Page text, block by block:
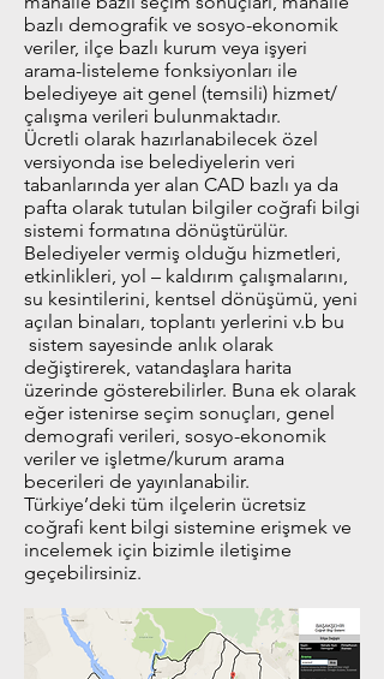
bazlı demografik ve sosyo-ekonomik
veriler, ilçe bazlı kurum veya işyeri
arama-listeleme fonksiyonları ile
belediyeye ait genel (temsili) hizmet/
çalışma verileri bulunmaktadır.
Ücretli olarak hazırlanabilecek özel
versiyonda ise belediyelerin veri
tabanlarında yer alan CAD bazlı ya da
pafta olarak tutulan bilgiler coğrafi bilgi
sistemi formatına dönüştürülür.
Belediyeler vermiş olduğu hizmetleri,
etkinlikleri, yol – kaldırım çalışmalarını,
su kesintilerini, kentsel dönüşümü, yeni
açılan binaları, toplantı yerlerini v.b bu
sistem sayesinde anlık olarak
değiştirerek, vatandaşlara harita
üzerinde gösterebilirler. Buna ek olarak
eğer istenirse seçim sonuçları, genel
demografi verileri, sosyo-ekonomik
veriler ve işletme/kurum arama
becerileri de yayınlanabilir.
Türkiye’deki tüm ilçelerin ücretsiz
coğrafi kent bilgi sistemine erişmek ve
incelemek için bizimle iletişime
geçebilirsiniz.